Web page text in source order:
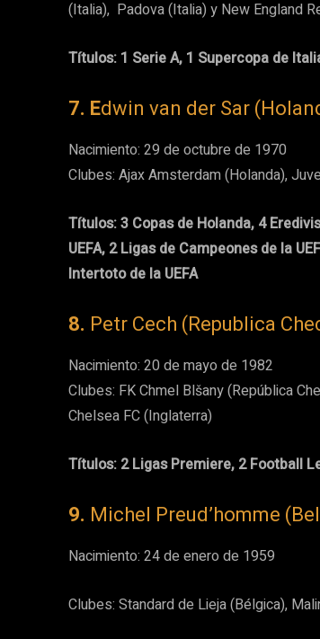
(Italia), Padova (Italia) y New England
Títulos: 1 Serie A, 1 Supercopa de
7. Edwin van der Sar
Nacimiento: 29 de octubre de 1970
Clubes: Ajax Amsterdam (Holanda),
Títulos: 3 Copas de Holanda, 4
UEFA, 2 Ligas de Campeones de la
Intertoto de la UEFA
8. Petr Cech (Republica
Nacimiento: 20 de mayo de 1982
Clubes: FK Chmel Blšany (República
Chelsea FC (Inglaterra)
Títulos: 2 Ligas Premiere, 2 Football
9. Michel Preud’homme
Nacimiento: 24 de enero de 1959
Clubes: Standard de Lieja (Bélgica),